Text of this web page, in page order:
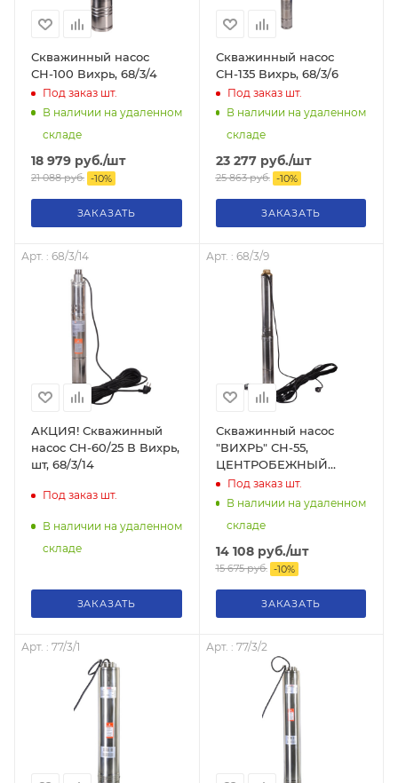
Скважинный насос
СН-100 Вихрь, 68/3/4
Под заказ шт.
В наличии на удаленном
складе
18 979 руб./шт
21 088руб. -10%
ЗАКАЗАТЬ
Скважинный насос
СН-135 Вихрь, 68/3/6
Под заказшт.
В наличии на удаленном
складе
23 277руб./шт
25 863руб. -10%
ЗАКАЗАТЬ
Арт. : 68/3/14
АКЦИЯ! Скважинный
насос СН-60/25 В Вихрь,
шт, 68/3/14
Под заказ шт.
В наличии на удаленном
складе
ЗАКАЗАТЬ
Арт. : 68/3/9
Скважинный насос
"ВИХРЬ" СН-55,
ЦЕНТРОБЕЖНЫЙ
(100мм, 550Вт, 5700 л/
час, 55 метров), 68/3/9
Под заказшт.
В наличии на удаленном
складе
14 108руб./шт
15 675руб. -10%
ЗАКАЗАТЬ
Арт. : 77/3/1 Арт. : 77/3/2